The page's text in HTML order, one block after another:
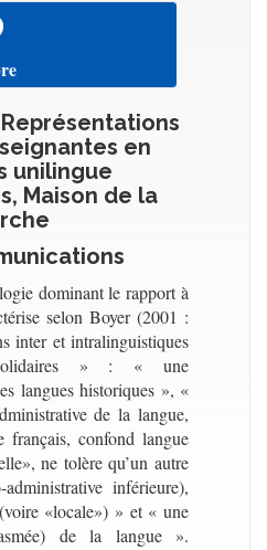
en
unilingue
Maison de la
dominant le rapport à
selon Boyer (2001 :
inter et intralinguistiques
solidaires » : « une
langues historiques », «
de la langue,
confond langue
ne tolère qu’un autre
inférieure),
«locale») » et « une
de la langue ».